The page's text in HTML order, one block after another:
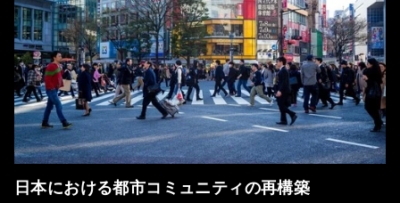
日本における都市コミュニティの再構築